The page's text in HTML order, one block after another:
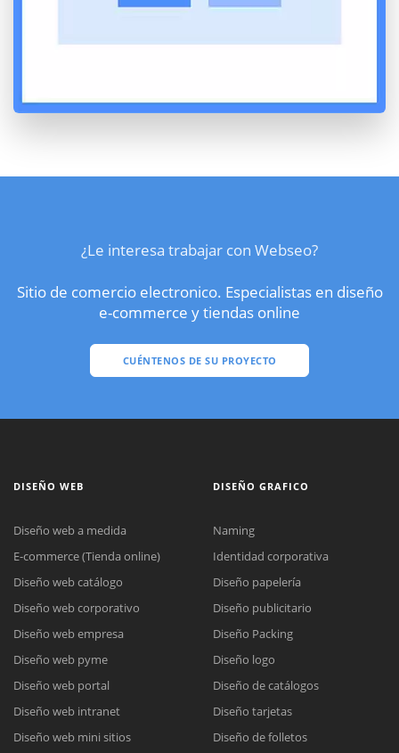
¿Le interesa trabajar con Webseo?
Sitio de comercio electronico. Especialistas en diseño
e-commerce y tiendas online
CUÉNTENOS DE SU PROYECTO
DISEÑO WEB
Diseño web a medida
E-commerce (Tienda online)
Diseño web catálogo
Diseño web corporativo
Diseño web empresa
Diseño web pyme
Diseño web portal
Diseño web intranet
Diseño web mini sitios
DISEÑO GRAFICO
Naming
Identidad corporativa
Diseño papelería
Diseño publicitario
Diseño Packing
Diseño logo
Diseño de catálogos
Diseño tarjetas
Diseño de folletos